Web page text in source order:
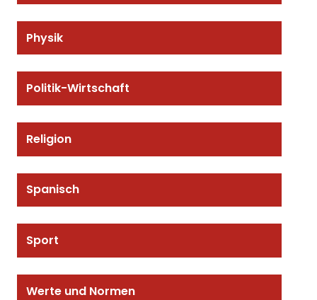
Physik
Politik-Wirtschaft
Religion
Spanisch
Sport
Werte und Normen